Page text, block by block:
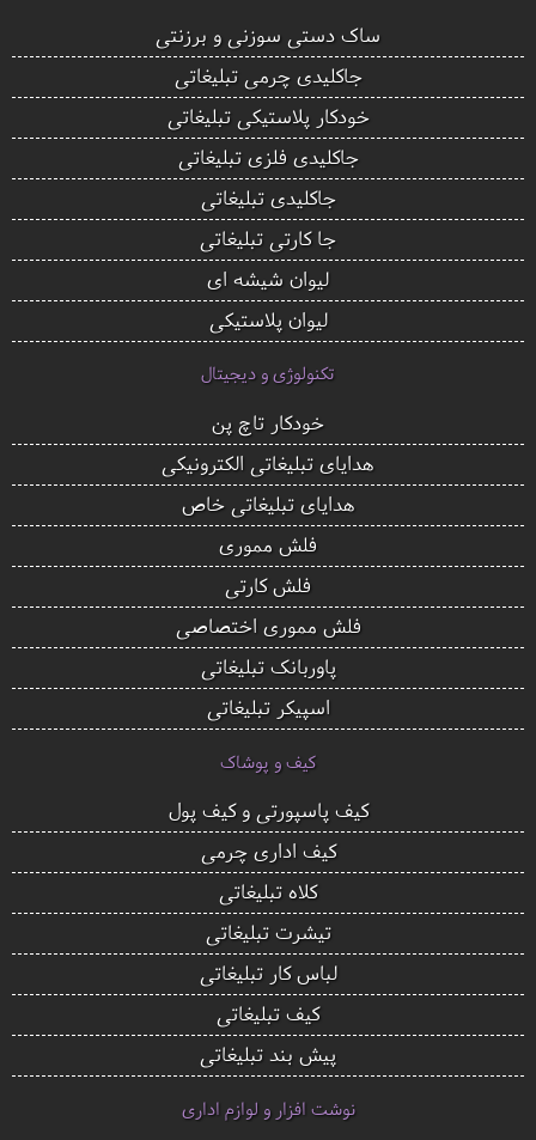
ساک دستی سوزنی و برزنتی
جاکلیدی چرمی تبلیغاتی
خودکار پلاستیکی تبلیغاتی
جاکلیدی فلزی تبلیغاتی
جاکلیدی تبلیغاتی
جا کارتی تبلیغاتی
لیوان شیشه ای
لیوان پلاستیکی
تکنولوژی و دیجیتال
خودکار تاچ پن
هدایای تبلیغاتی الکترونیکی
هدایای تبلیغاتی خاص
فلش مموری
فلش کارتی
فلش مموری اختصاصی
پاوربانک تبلیغاتی
اسپیکر تبلیغاتی
کیف و پوشاک
کیف پاسپورتی و کیف پول
کیف اداری چرمی
کلاه تبلیغاتی
تیشرت تبلیغاتی
لباس کار تبلیغاتی
کیف تبلیغاتی
پیش بند تبلیغاتی
نوشت افزار و لوازم اداری